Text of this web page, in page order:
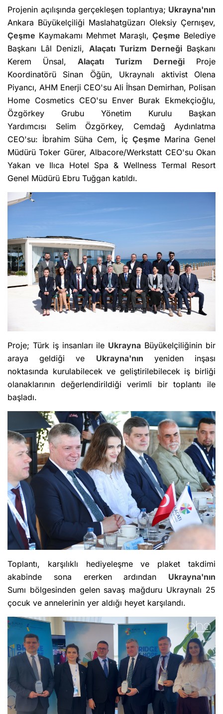
Projenin açılışında gerçekleşen toplantıya; Ukrayna'nın
Ankara Büyükelçiliği Maslahatgüzarı Oleksiy Çernışev,
Çeşme Kaymakamı Mehmet Maraşlı, Çeşme Belediye
Başkanı Lâl Denizli, Alaçatı Turizm DerneğiBaşkanı
Kerem Ünsal, Alaçatı Turizm Derneği Proje
Koordinatörü Sinan Öğün, Ukraynalı aktivist Olena
Piyancı, AHM Enerji CEO'su Ali İhsan Demirhan, Polisan
Home Cosmetics CEO'su Enver Burak Ekmekçioğlu,
Özgörkey Grubu Yönetim Kurulu Başkan
Yardımcısı Selim Özgörkey, Cemdağ Aydınlatma
CEO'su: İbrahim Süha Cem, İç Çeşme Marina Genel
Müdürü Toker Gürer, Albacore/Werkstatt CEO'su Okan
Yakan ve Ilıca Hotel Spa & Wellness Termal Resort
Genel Müdürü Ebru Tuğgan katıldı.
Proje; Türk iş insanları ile Ukrayna Büyükelçiliğinin bir
araya geldiği ve Ukrayna'nın yeniden inşası
noktasında kurulabilecek ve geliştirilebilecek iş birliği
olanaklarının değerlendirildiği verimli bir toplantı ile
başladı.
Toplantı, karşılıklı hediyeleşme ve plaket takdimi
akabinde sona ererken ardından Ukrayna'nın
Sumı bölgesinden gelen savaş mağduru Ukraynalı 25
çocuk ve annelerinin yer aldığı heyet karşılandı.